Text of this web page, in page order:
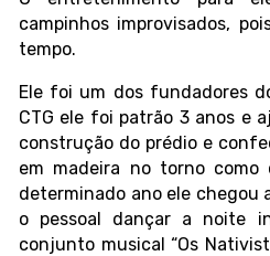
campinhos improvisados,
tempo.
Ele foi um dos fundadores
CTG ele foi patrão 3 anos e
construção do prédio e
em madeira no torno como
determinado ano ele chegou
o pessoal dançar a noite
conjunto musical “Os